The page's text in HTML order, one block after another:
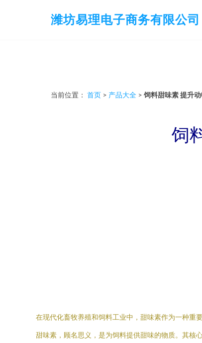
潍坊易理电子商务有限公司
当前位置： 首页 > 产品大全 > 饲料甜味素 提升
饲
在现代化畜牧养殖和饲料工业中，甜味素作为一种重
甜味素，顾名思义，是为饲料提供甜味的物质。其核